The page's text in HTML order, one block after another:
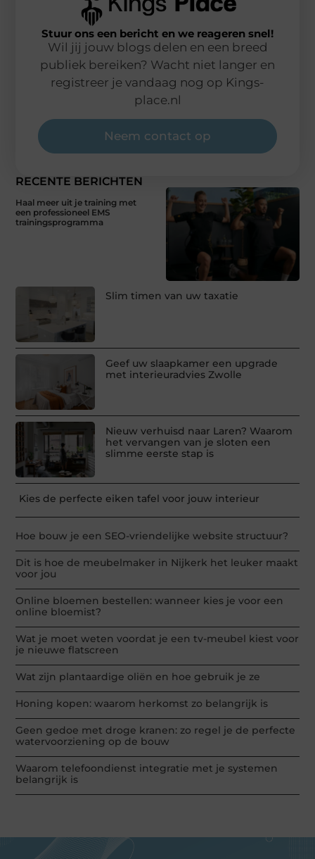
RECENTE BERICHTEN
Haal meer uit je training met
een professioneel EMS
trainingsprogramma
Slim timen van uw taxatie
Geef uw slaapkamer een upgrade
met interieuradvies Zwolle
Nieuw verhuisd naar Laren? Waarom
het vervangen van je sloten een
slimme eerste stap is
Kies de perfecte eiken tafel voor jouw interieur
Hoe bouw je een SEO-vriendelijke website structuur?
Dit is hoe de meubelmaker in Nijkerk het leuker maakt
voor jou
Online bloemen bestellen: wanneer kies je voor een
online bloemist?
Wat je moet weten voordat je een tv-meubel kiest voor
je nieuwe flatscreen
Wat zijn plantaardige oliën en hoe gebruik je ze
Honing kopen: waarom herkomst zo belangrijk is
Geen gedoe met droge kranen: zo regel je de perfecte
watervoorziening op de bouw
Waarom telefoondienst integratie met je systemen
belangrijk is
Stuur ons een bericht en we reageren snel!
Wil jij jouw blogs delen en een breed
publiek bereiken? Wacht niet langer en
registreer je vandaag nog op Kings-
place.nl
Neem contact op